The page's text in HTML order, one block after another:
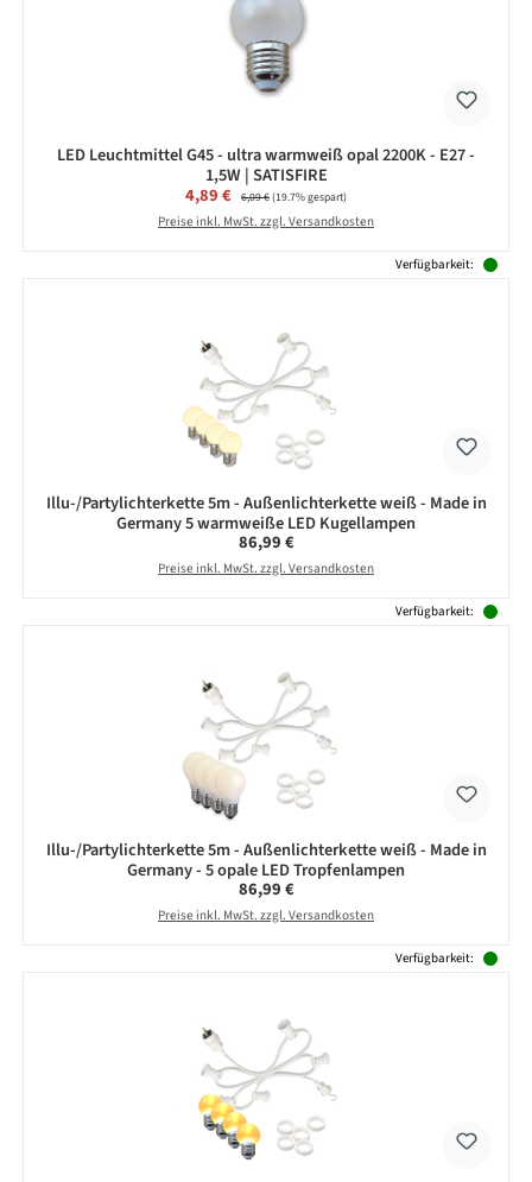
LED Leuchtmittel G45 - ultra warmweiß opal 2200K - E27 -
1,5W | SATISFIRE
Verkaufspreis:
4,89 € Regulärer Preis:
6,09 €(19.7% gespart)
Preise inkl. MwSt. zzgl. Versandkosten
Verfügbarkeit:
Illu-/Partylichterkette 5m - Außenlichterkette weiß - Made in
Germany 5 warmweiße LED Kugellampen
Regulärer Preis:
86,99 €
Preise inkl. MwSt. zzgl. Versandkosten
Verfügbarkeit:
Illu-/Partylichterkette 5m - Außenlichterkette weiß - Made in
Germany - 5 opale LED Tropfenlampen
Regulärer Preis:
86,99 €
Preise inkl. MwSt. zzgl. Versandkosten
Verfügbarkeit: